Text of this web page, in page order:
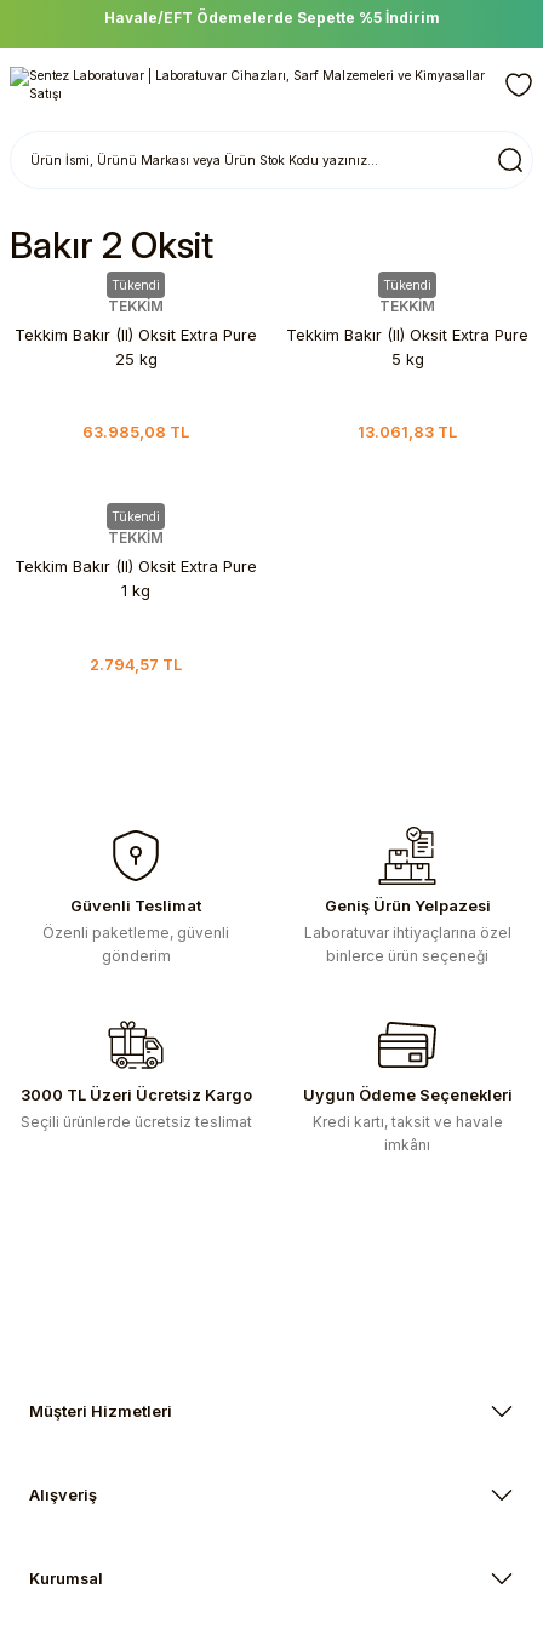
Havale/EFT Ödemelerde Sepette %5 İndirim
Bakır 2 Oksit
Tükendi
TEKKİM
Tekkim Bakır (II) Oksit Extra Pure
25 kg
63.985,08 TL
Tükendi
TEKKİM
Tekkim Bakır (II) Oksit Extra Pure
5 kg
13.061,83 TL
Tükendi
TEKKİM
Tekkim Bakır (II) Oksit Extra Pure
1 kg
2.794,57 TL
Güvenli Teslimat
Özenli paketleme, güvenli
gönderim
Geniş Ürün Yelpazesi
Laboratuvar ihtiyaçlarına özel
binlerce ürün seçeneği
3000 TL Üzeri Ücretsiz Kargo
Seçili ürünlerde ücretsiz teslimat
Uygun Ödeme Seçenekleri
Kredi kartı, taksit ve havale
imkânı
Müşteri Hizmetleri
Alışveriş
Kurumsal